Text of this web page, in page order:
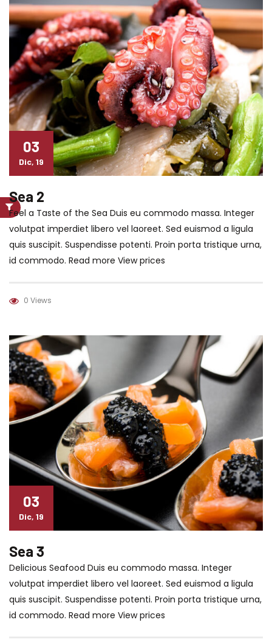
03
Dic, 19
Sea 2
Feel a Taste of the Sea Duis eu commodo massa. Integer
volutpat imperdiet libero vel laoreet. Sed euismod a ligula
quis suscipit. Suspendisse potenti. Proin porta tristique urna,
id commodo. Read more View prices
0 Views
03
Dic, 19
Sea 3
Delicious Seafood Duis eu commodo massa. Integer
volutpat imperdiet libero vel laoreet. Sed euismod a ligula
quis suscipit. Suspendisse potenti. Proin porta tristique urna,
id commodo. Read more View prices